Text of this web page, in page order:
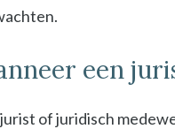
een
of juridisch